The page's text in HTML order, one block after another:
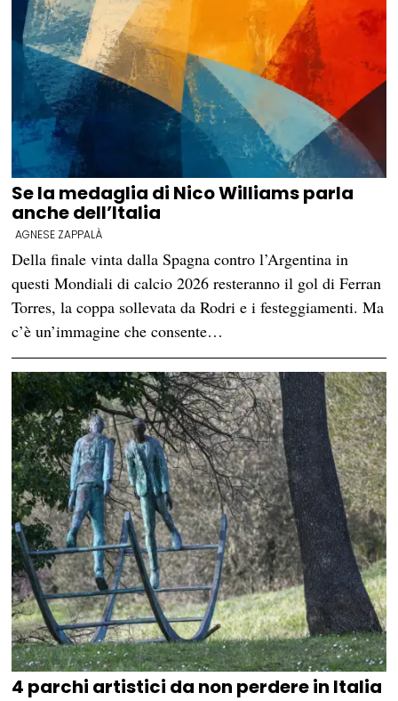
Se la medaglia di Nico Williams parla
anche dell’Italia
AGNESE ZAPPALÀ
Della finale vinta dalla Spagna contro l’Argentina in
questi Mondiali di calcio 2026 resteranno il gol di Ferran
Torres, la coppa sollevata da Rodri e i festeggiamenti. Ma
c’è un’immagine che consente…
4 parchi artistici da non perdere in Italia